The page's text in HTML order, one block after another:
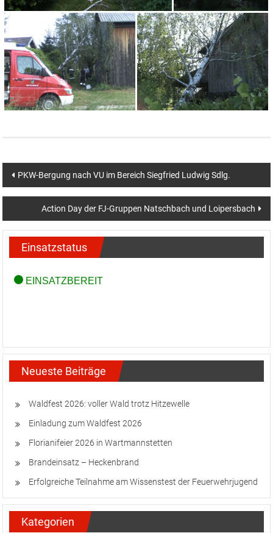
Beitragsnavigation
PKW-Bergung nach VU im Bereich Siegfried Ludwig Sdlg.
Action Day der FJ-Gruppen Natschbach und Loipersbach
Einsatzstatus
Neueste Beiträge
Waldfest 2026: voller Wald trotz Hitzewelle
Einladung zum Waldfest 2026
Florianifeier 2026 in Wartmannstetten
Brandeinsatz – Heckenbrand
Erfolgreiche Teilnahme am Wissenstest der Feuerwehrjugend
Kategorien